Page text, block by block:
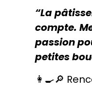
“La
compte.
passion
petites
👩‍🍳🔎